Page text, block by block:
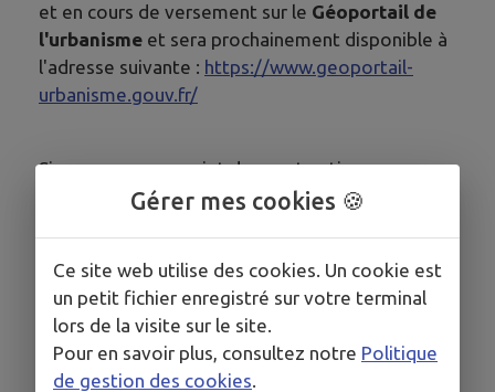
et en cours de versement sur le Géoportail de
l'urbanisme et sera prochainement disponible à
l'adresse suivante : https://www.geoportail-
urbanisme.gouv.fr/
Si vous avez un projet de construction, un
échange est possible avec le service instructeur
Infos et contacts :cliquez ici
Gérer mes cookies 🍪
Ce site web utilise des cookies. Un cookie est
un petit fichier enregistré sur votre terminal
lors de la visite sur le site.
Pour en savoir plus, consultez notre Politique
de gestion des cookies